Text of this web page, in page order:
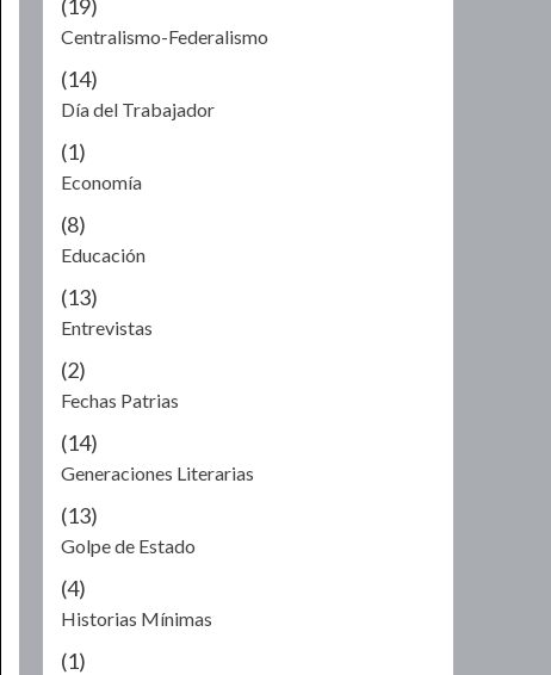
(19)
Centralismo-Federalismo
(14)
Día del Trabajador
(1)
Economía
(8)
Educación
(13)
Entrevistas
(2)
Fechas Patrias
(14)
Generaciones Literarias
(13)
Golpe de Estado
(4)
Historias Mínimas
(1)